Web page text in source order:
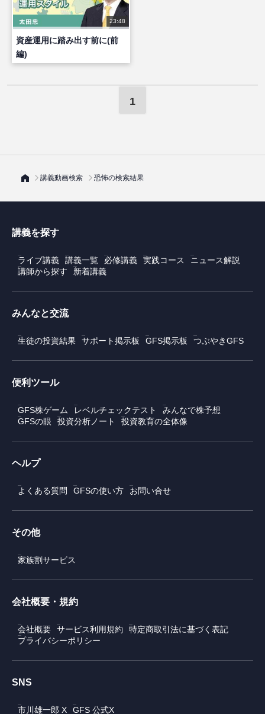
23:48
資産運用に踏み出す前に(前
編)
1
講義動画検索 恐怖の検索結果
講義を探す
ライブ講義 講義一覧 必修講義 実践コース
ニュース解説
講師から探す
新着講義
みんなと交流
生徒の投資結果 サポート掲示板 GFS掲示板 つぶやきGFS
便利ツール
GFS株ゲーム レベルチェックテスト
みんなで株予想
GFSの眼
投資分析ノート 投資教育の全体像
ヘルプ
よくある質問 GFSの使い方 お問い合せ
その他
家族割サービス
会社概要・規約
会社概要 サービス利用規約
特定商取引法に基づく表記
プライバシーポリシー
SNS
市川雄一郎 X GFS 公式X